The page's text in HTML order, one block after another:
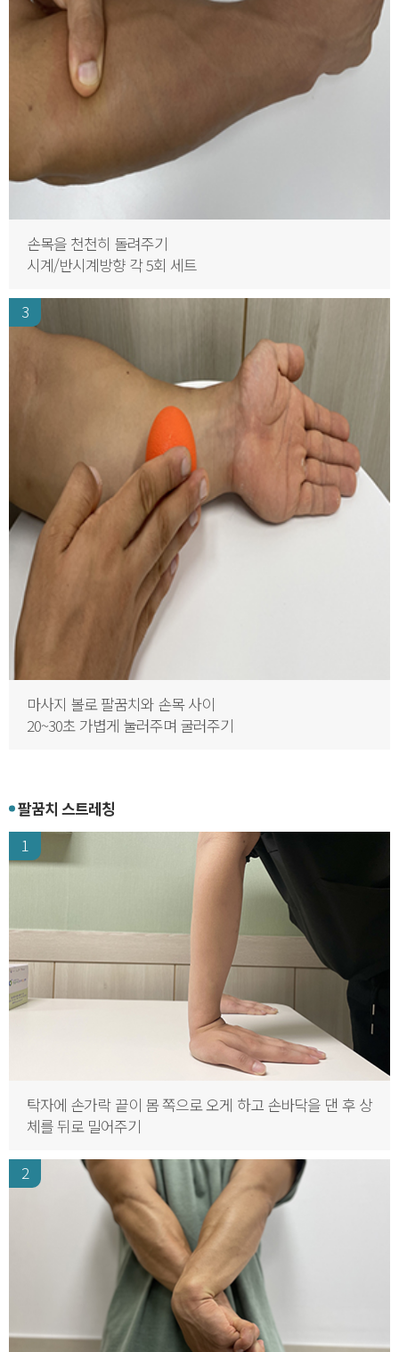
손목을 천천히 돌려주기
시계/반시계방향 각 5회 세트
3
마사지 볼로 팔꿈치와 손목 사이
20~30초 가볍게 눌러주며 굴러주기
팔꿈치 스트레칭
1
탁자에 손가락 끝이 몸 쪽으로 오게 하고 손바닥을 댄 후 상
체를 뒤로 밀어주기
2